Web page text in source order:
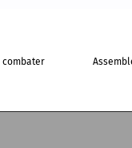
combater